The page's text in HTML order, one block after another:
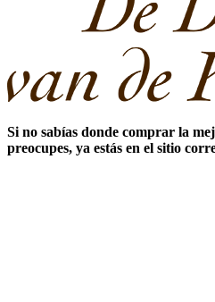
Si no sabías ​ donde comprar la
preocupes, ya estás en el sitio